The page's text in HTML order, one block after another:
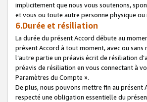
implicitement que nous vous soutenons,
et vous ou toute autre personne physique
6.Durée et résiliation
La durée du présent Accord débute au
présent Accord à tout moment, avec ou
l’autre partie un préavis écrit de résiliation
préavis de résiliation en vous connectant à
Paramètres du Compte ».
De plus, nous pouvons mettre fin au présent
respecté une obligation essentielle du